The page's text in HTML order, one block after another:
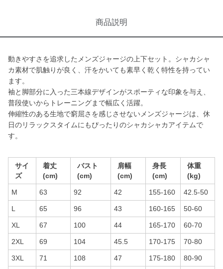
商品説明
動きやすさを追求したメンズジャージの上下セット。シャカシャ
カ素材で肌触りが良く、汗をかいても素早く乾く特性を持ってい
ます。
袖と脚部分に入った三本線デザインがスポーティな印象を与え、
普段使いからトレーニングまで幅広く活躍。
伸縮性のある生地で窮屈さを感じさせないメンズジャージは、休
日のリラックスタイムにもぴったりのシャカシャカアイテムで
す。
サイ
ズ
着丈
(cm)
バスト
(cm)
肩幅
(cm)
身長
(cm)
体重
(kg)
M 63 92 42 155-160 42.5-50
L 65 96 43 160-165 50-60
XL 67 100 44 165-170 60-70
2XL 69 104 45.5 170-175 70-80
3XL 71 108 47 175-180 80-90